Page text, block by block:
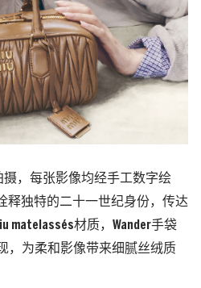
摄，每张影像均经手工数字绘
释独特的二十一世纪身份，传达
matelassés材质，Wander手袋
，为柔和影像带来细腻丝绒质